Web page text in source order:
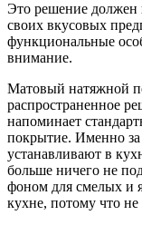
Это решение должен
своих вкусовых
функциональные
внимание.
Матовый натяжной
распространенное
напоминает
покрытие. Именно за
устанавливают в
больше ничего не
фоном для смелых и
кухне, потому что